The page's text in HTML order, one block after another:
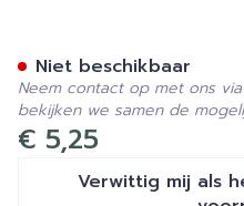
€ 5,25
Verwittig mij als
Niet beschikbaar
Neem contact op met ons
bekijken we samen de